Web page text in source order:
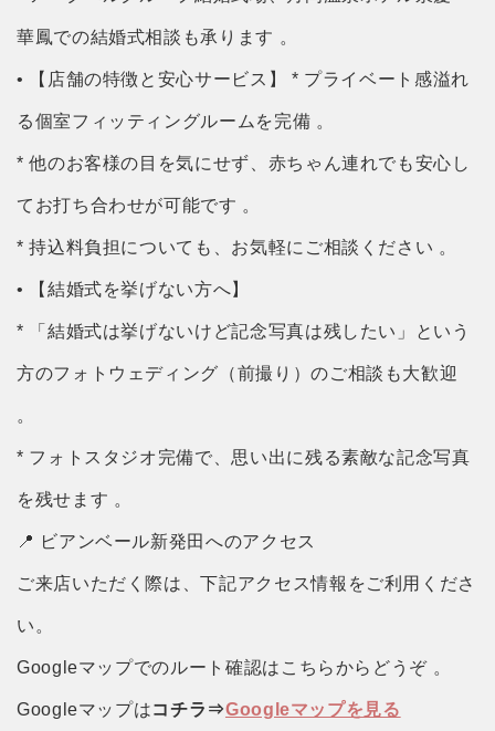
華鳳での結婚式相談も承ります 。
• 【店舗の特徴と安心サービス】 * プライベート感溢れ
る個室フィッティングルームを完備 。
* 他のお客様の目を気にせず、赤ちゃん連れでも安心し
てお打ち合わせが可能です 。
* 持込料負担についても、お気軽にご相談ください 。
• 【結婚式を挙げない方へ】
* 「結婚式は挙げないけど記念写真は残したい」という
方のフォトウェディング（前撮り）のご相談も大歓迎
。
* フォトスタジオ完備で、思い出に残る素敵な記念写真
を残せます 。
📍 ビアンベール新発田へのアクセス
ご来店いただく際は、下記アクセス情報をご利用くださ
い。
Googleマップでのルート確認はこちらからどうぞ 。
Googleマップはコチラ⇒Googleマップを見る